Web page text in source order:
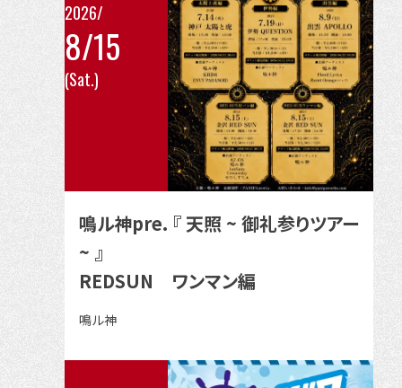
2026/
8/15
(Sat.)
鳴ル神pre. 『 天照 ~ 御礼参りツアー
~ 』
REDSUN ワンマン編
出
者
鳴ル神
こ
の
詳
細
を
見